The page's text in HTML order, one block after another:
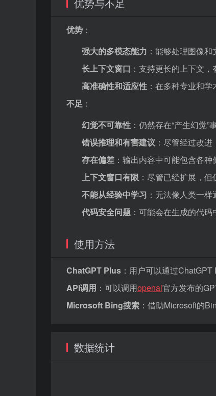
优势 ：
强大的多模态能力 ：能够处理图像和
长上下文窗口 ：支持更长的上下文，
高准确性和适应性 ：在多种专业和
不足 ：
幻觉不可靠性 ：仍然存在“产生幻觉”
错误推理和有害建议 ：尽管经过改
存在偏差 ：输出内容中可能包含各种
上下文窗口有限 ：尽管已经扩展，但
不能从经验中学习 ：无法像人类一
代码安全问题 ：可能会在生成的代
使用方法
ChatGPT Plus ：用户可以通过ChatGPT
API调用 ：可以调用openai官方发布的
Microsoft Bing搜索 ：借助Microsoft的
数据统计